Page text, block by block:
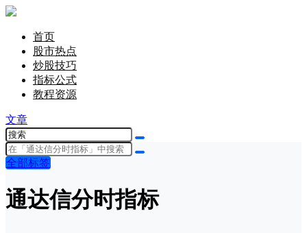
首页
股市热点
炒股技巧
指标公式
教程资源
文章
全部标签
通达信分时指标